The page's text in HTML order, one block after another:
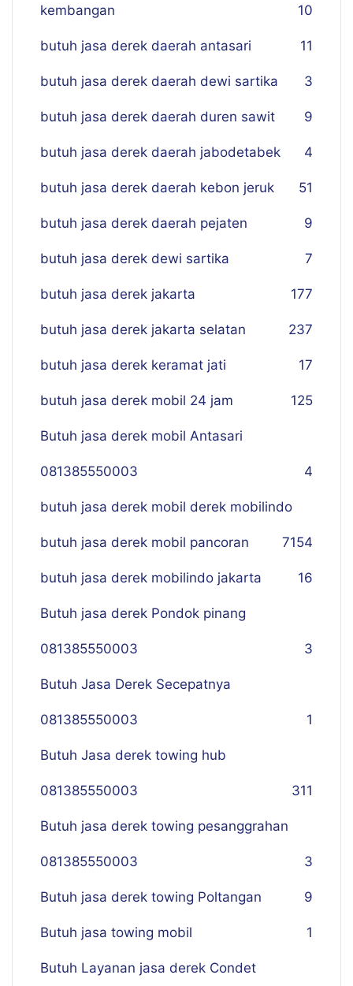
kembangan 10
butuh jasa derek daerah antasari 11
butuh jasa derek daerah dewi sartika 3
butuh jasa derek daerah duren sawit 9
butuh jasa derek daerah jabodetabek 4
butuh jasa derek daerah kebon jeruk 51
butuh jasa derek daerah pejaten 9
butuh jasa derek dewi sartika 7
butuh jasa derek jakarta 177
butuh jasa derek jakarta selatan 237
butuh jasa derek keramat jati 17
butuh jasa derek mobil 24 jam 125
Butuh jasa derek mobil Antasari
081385550003 4
butuh jasa derek mobil derek mobilindo
154
butuh jasa derek mobil pancoran 7
butuh jasa derek mobilindo jakarta 16
Butuh jasa derek Pondok pinang
081385550003 3
Butuh Jasa Derek Secepatnya
081385550003 1
Butuh Jasa derek towing hub
081385550003 311
Butuh jasa derek towing pesanggrahan
081385550003 3
Butuh jasa derek towing Poltangan 9
Butuh jasa towing mobil 1
Butuh Layanan jasa derek Condet